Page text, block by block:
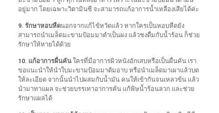
อยู่มาก โดยเฉพาะวิตามินซี จะสามารถแก้อาการน้ำเหลืองเสียได้ค่ะ
9. รักษาหอบหืดนอกจากแก้ไข้หวัดแล้ว หากใครเป็นหอบหืดยัง
สามารถนำเมล็ดมะขามป้อมมาตำเป็นผง แล้วชงดื่มกับน้ำร้อน ก็ช่วย
รักษาให้หายได้ด้วย
10. แก้อาการผื่นคัน ใครที่มีอาการผิวหนังอักเสบหรือเป็นผื่นคัน เรา
ขอแนะนำให้นำใบมะขามป้อมมาต้มอาบ หรือนำเมล็ดมาเผาแล้วบด
ให้ละเอียด จากนั้นนำไปผสมกับน้ำมัน คนให้เข้ากันจนเหลวข้น แล้ว
นำมาทาแผล จะช่วยบรรเทาอาการคัน แก้พิษน้ำร้อนลวก และช่วย
รักษาแผลได้